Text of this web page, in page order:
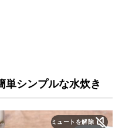
単シンプルな水炊き
ミュートを解除